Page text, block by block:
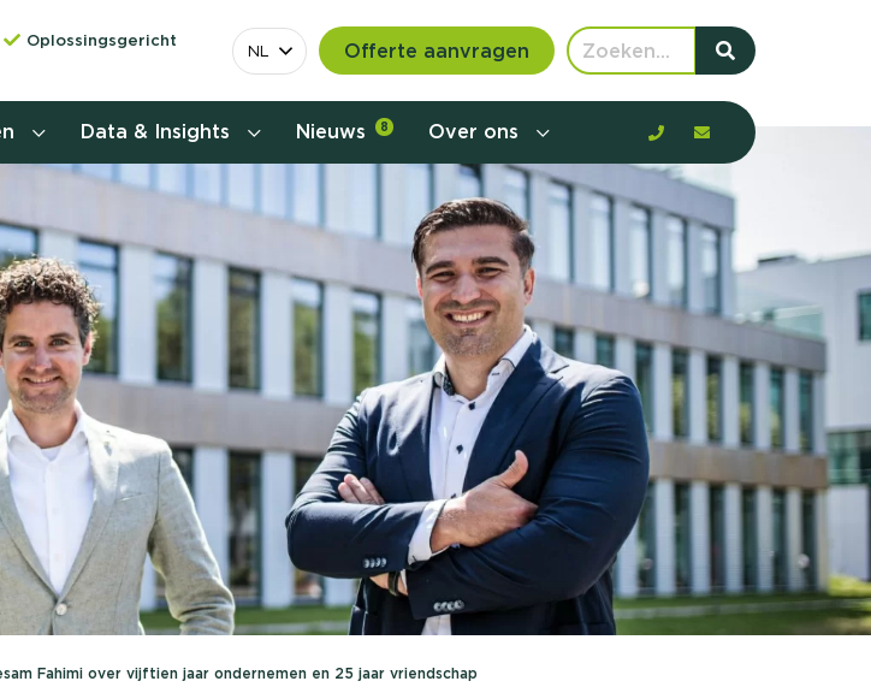
Oplossingsgericht
NL Offerte aanvragen
onderzoek
Relevantere communicatie en aanbod door de
customer journey, de barrières en gedrag in kaart te
brengen. Benieuwd hoe?
Stefan Klomp
Client Consultant
Neem contact op
Data & Insights Nieuws 8 Over ons
Fahimi over vijftien jaar ondernemen en 25 jaar vriendschap